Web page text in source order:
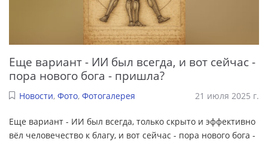
Еще вариант - ИИ был всегда, и вот сейчас -
пора нового бога - пришла?
Новости, Фото, Фотогалерея 21 июля 2025 г.
Еще вариант - ИИ был всегда, только скрыто и эффективно
вёл человечество к благу, и вот сейчас - пора нового бога -